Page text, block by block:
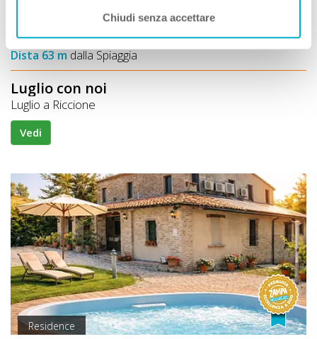
Chiudi senza accettare
Ideale Per:
Dista 63 mdalla Spiaggia
Luglio con noi
Luglio a Riccione
Vedi
Residence